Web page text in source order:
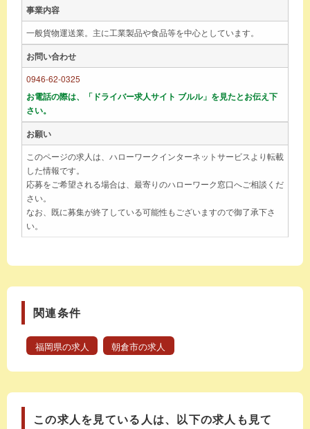
事業内容
一般貨物運送業。主に工業製品や食品等を中心としています。
お問い合わせ
0946-62-0325
お電話の際は、「ドライバー求人サイト ブルル」を見たとお伝え下
さい。
お願い
このページの求人は、ハローワークインターネットサービスより転載
した情報です。
応募をご希望される場合は、最寄りのハローワーク窓口へご相談くだ
さい。
なお、既に募集が終了している可能性もございますので御了承下さ
い。
関連条件
福岡県の求人 朝倉市の求人
この求人を見ている人は、以下の求人も見て